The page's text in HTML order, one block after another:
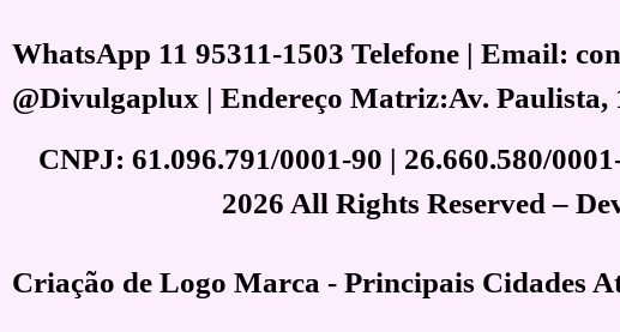
WhatsApp 11 95311-1503 Telefone | Email:
@Divulgaplux | Endereço Matriz:Av. Paulista,
CNPJ: 61.096.791/0001-90 | 26.660.580/
2026 All Rights Reserved –
Criação de Logo Marca - Principais Cidades